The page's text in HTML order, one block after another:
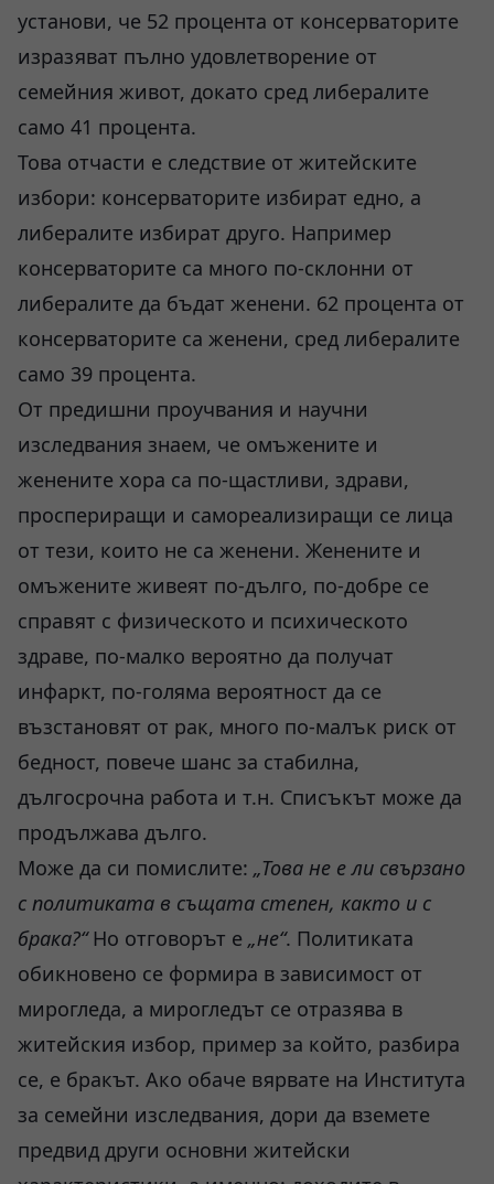
установи, че 52 процента от консерваторите
изразяват пълно удовлетворение от
семейния живот, докато сред либералите
само 41 процента.
Това отчасти е следствие от житейските
избори: консерваторите избират едно, а
либералите избират друго. Например
консерваторите са много по-склонни от
либералите да бъдат женени. 62 процента от
консерваторите са женени, сред либералите
само 39 процента.
От предишни проучвания и научни
изследвания знаем, че омъжените и
женените хора са по-щастливи, здрави,
проспериращи и самореализиращи се лица
от тези, които не са женени. Женените и
омъжените живеят по-дълго, по-добре се
справят с физическото и психическото
здраве, по-малко вероятно да получат
инфаркт, по-голяма вероятност да се
възстановят от рак, много по-малък риск от
бедност, повече шанс за стабилна,
дългосрочна работа и т.н. Списъкът може да
продължава дълго.
Може да си помислите: „Това не е ли свързано
с политиката в същата степен, както и с
брака?“Но отговорът е „не“. Политиката
обикновено се формира в зависимост от
мирогледа, а мирогледът се отразява в
житейския избор, пример за който, разбира
се, е бракът. Ако обаче вярвате на Института
за семейни изследвания, дори да вземете
предвид други основни житейски